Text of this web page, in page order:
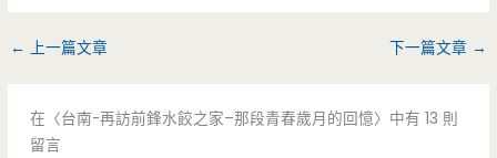
← 上一篇文章 下一篇文章 →
在〈台南-再訪前鋒水餃之家–那段青春歲月的回憶〉中有 13 則
留言